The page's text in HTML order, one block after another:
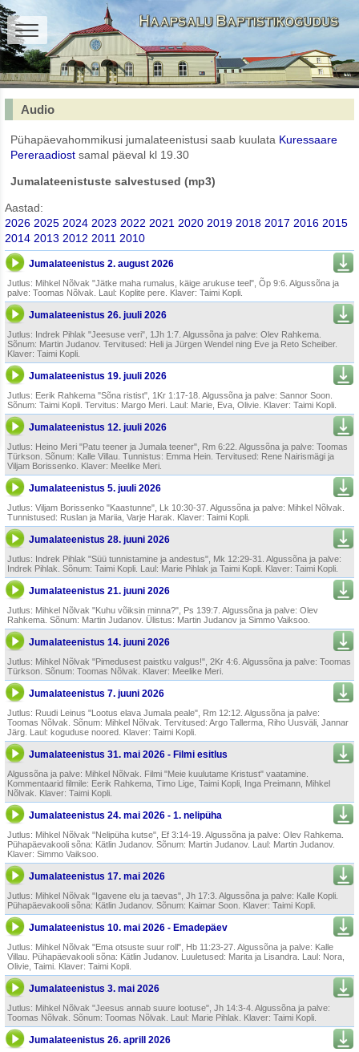
Audio
Pühapäevahommikusi jumalateenistusi saab kuulata Kuressaare
Pereraadiost samal päeval kl 19.30
Jumalateenistuste salvestused (mp3)
Aastad:
2026 2025 2024 2023 2022 2021 2020 2019 2018 2017 2016 2015
2014 2013 2012 2011 2010
Jumalateenistus 2. august 2026
Jutlus: Mihkel Nõlvak "Jätke maha rumalus, käige arukuse teel", Õp 9:6. Algussõna ja
palve: Toomas Nõlvak. Laul: Koplite pere. Klaver: Taimi Kopli.
Jumalateenistus 26. juuli 2026
Jutlus: Indrek Pihlak "Jeesuse veri", 1Jh 1:7. Algussõna ja palve: Olev Rahkema.
Sõnum: Martin Judanov. Tervitused: Heli ja Jürgen Wendel ning Eve ja Reto Scheiber.
Klaver: Taimi Kopli.
Jumalateenistus 19. juuli 2026
Jutlus: Eerik Rahkema "Sõna ristist", 1Kr 1:17-18. Algussõna ja palve: Sannor Soon.
Sõnum: Taimi Kopli. Tervitus: Margo Meri. Laul: Marie, Eva, Olivie. Klaver: Taimi Kopli.
Jumalateenistus 12. juuli 2026
Jutlus: Heino Meri "Patu teener ja Jumala teener", Rm 6:22. Algussõna ja palve: Toomas
Türkson. Sõnum: Kalle Villau. Tunnistus: Emma Hein. Tervitused: Rene Nairismägi ja
Viljam Borissenko. Klaver: Meelike Meri.
Jumalateenistus 5. juuli 2026
Jutlus: Viljam Borissenko "Kaastunne", Lk 10:30-37. Algussõna ja palve: Mihkel Nõlvak.
Tunnistused: Ruslan ja Mariia, Varje Harak. Klaver: Taimi Kopli.
Jumalateenistus 28. juuni 2026
Jutlus: Indrek Pihlak "Süü tunnistamine ja andestus", Mk 12:29-31. Algussõna ja palve:
Indrek Pihlak. Sõnum: Taimi Kopli. Laul: Marie Pihlak ja Taimi Kopli. Klaver: Taimi Kopli.
Jumalateenistus 21. juuni 2026
Jutlus: Mihkel Nõlvak "Kuhu võiksin minna?", Ps 139:7. Algussõna ja palve: Olev
Rahkema. Sõnum: Martin Judanov. Ülistus: Martin Judanov ja Simmo Vaiksoo.
Jumalateenistus 14. juuni 2026
Jutlus: Mihkel Nõlvak "Pimedusest paistku valgus!", 2Kr 4:6. Algussõna ja palve: Toomas
Türkson. Sõnum: Toomas Nõlvak. Klaver: Meelike Meri.
Jumalateenistus 7. juuni 2026
Jutlus: Ruudi Leinus "Lootus elava Jumala peale", Rm 12:12. Algussõna ja palve:
Toomas Nõlvak. Sõnum: Mihkel Nõlvak. Tervitused: Argo Tallerma, Riho Uusväli, Jannar
Järg. Laul: koguduse noored. Klaver: Taimi Kopli.
Jumalateenistus 31. mai 2026 - Filmi esitlus
Algussõna ja palve: Mihkel Nõlvak. Filmi "Meie kuulutame Kristust" vaatamine.
Kommentaarid filmile: Eerik Rahkema, Timo Lige, Taimi Kopli, Inga Preimann, Mihkel
Nõlvak. Klaver: Taimi Kopli.
Jumalateenistus 24. mai 2026 - 1. nelipüha
Jutlus: Mihkel Nõlvak "Nelipüha kutse", Ef 3:14-19. Algussõna ja palve: Olev Rahkema.
Pühapäevakooli sõna: Kätlin Judanov. Sõnum: Martin Judanov. Laul: Martin Judanov.
Klaver: Simmo Vaiksoo.
Jumalateenistus 17. mai 2026
Jutlus: Mihkel Nõlvak "Igavene elu ja taevas", Jh 17:3. Algussõna ja palve: Kalle Kopli.
Pühapäevakooli sõna: Kätlin Judanov. Sõnum: Kaimar Soon. Klaver: Taimi Kopli.
Jumalateenistus 10. mai 2026 - Emadepäev
Jutlus: Mihkel Nõlvak "Ema otsuste suur roll", Hb 11:23-27. Algussõna ja palve: Kalle
Villau. Pühapäevakooli sõna: Kätlin Judanov. Luuletused: Marita ja Lisandra. Laul: Nora,
Olivie, Taimi. Klaver: Taimi Kopli.
Jumalateenistus 3. mai 2026
Jutlus: Mihkel Nõlvak "Jeesus annab suure lootuse", Jh 14:3-4. Algussõna ja palve:
Toomas Nõlvak. Sõnum: Toomas Nõlvak. Laul: Marie Pihlak. Klaver: Taimi Kopli.
Jumalateenistus 26. aprill 2026